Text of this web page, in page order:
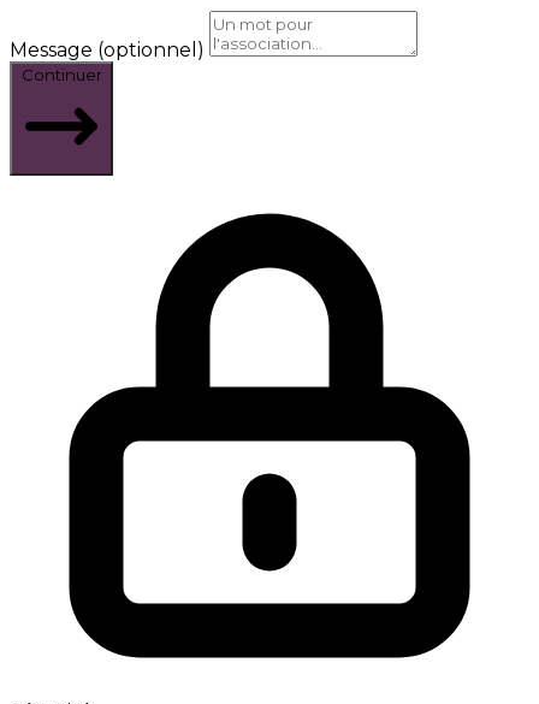
Message (optionnel)
Continuer